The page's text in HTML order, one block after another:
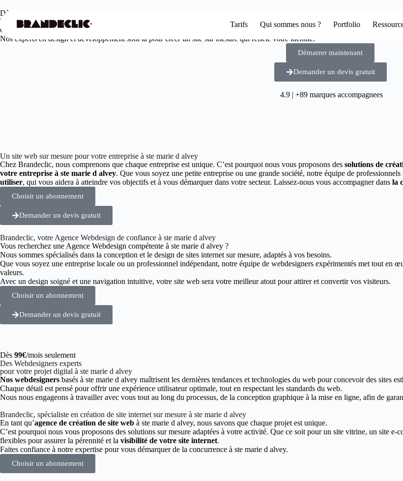
Tarifs Qui sommes nous ? Portfolio
Dès
Votre agence web design à ste marie d alvey
Offrez à votre entreprise une présence en ligne unique et engageante.
Nos experts en design et développement sont là pour créer un site sur mesure qui reflète votre identité.
Démarrer maintenant
Demander un devis gratuit
4.9 | +89 marques accompagnees
Un site web sur mesure pour votre entreprise à ste marie d alvey
Chez Brandeclic, nous comprenons que chaque entreprise est unique. C’est pourquoi nous vous proposons des solutions de
votre entreprise à ste marie d alvey. Que vous soyez une petite entreprise ou une grande société, notre équipe de
utiliser, qui vous aidera à atteindre vos objectifs et à vous démarquer dans votre secteur. Laissez-nous vous accompagner dans la
Choisir un abonnement
Demander un devis gratuit
Brandeclic, votre Agence Webdesign de confiance à ste marie d alvey
Vous recherchez une Agence Webdesign compétente à ste marie d alvey ?
Nous sommes spécialisés dans la conception et le design de sites internet sur mesure, adaptés à vos besoins.
Que vous soyez une entreprise locale ou un professionnel indépendant, notre équipe de webdesigners expérimentés met tout en
valeurs.
Avec un design soigné et une navigation intuitive, votre site web sera votre meilleur atout pour attirer et convertir vos visiteurs.
Choisir un abonnement
Demander un devis gratuit
Dès 99€/mois seulement
Des Webdesigners experts
pour votre projet digital à ste marie d alvey
Nos webdesigners basés à ste marie d alvey maîtrisent les dernières tendances et technologies du web pour concevoir des sites
Chaque détail est pensé pour offrir une expérience utilisateur optimale, tout en respectant les standards du web.
Nous nous engageons à travailler avec vous tout au long du processus, de la conception graphique à la mise en ligne, afin de
Brandeclic, spécialiste en création de site internet sur mesure à ste marie d alvey
En tant qu’agence de création de site web à ste marie d alvey, nous savons que chaque projet est unique.
C’est pourquoi nous vous proposons des solutions sur mesure adaptées à votre activité. Que ce soit pour un site vitrine, un site
flexibles pour assurer la pérennité et la visibilité de votre site internet.
Faites confiance à notre expertise pour vous démarquer de la concurrence à ste marie d alvey.
Choisir un abonnement